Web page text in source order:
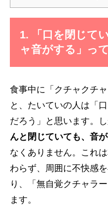
1. 「口を閉じて
ャ音がする」っ
食事中に「クチャクチ
と、たいていの人は「
だろう」と思います。
んと閉じていても、音
なくありません。これ
わらず、周囲に不快感
り、「無自覚クチャラ
ます。